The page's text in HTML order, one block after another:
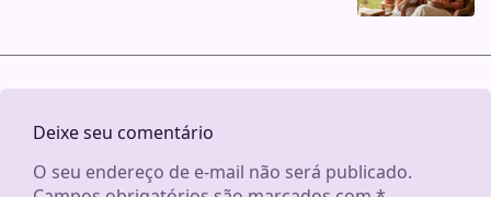
Deixe seu comentário
O seu endereço de e-mail não será publicado.